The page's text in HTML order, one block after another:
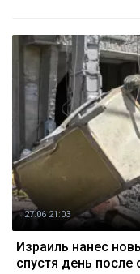
27.06 21:03
Израиль нанес
спустя день после